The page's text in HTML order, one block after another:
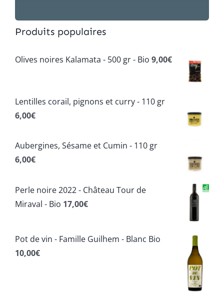
Produits populaires
Olives noires Kalamata - 500 gr - Bio 9,00€
Lentilles corail, pignons et curry - 110 gr
6,00€
Aubergines, Sésame et Cumin - 110 gr
6,00€
Perle noire 2022 - Château Tour de
Miraval - Bio 17,00€
Pot de vin - Famille Guilhem - Blanc Bio
10,00€